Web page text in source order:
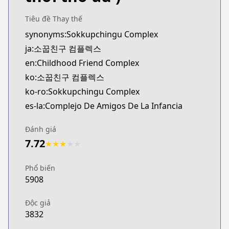
Tiêu đề Thay thế
synonyms:Sokkupchingu Complex
ja:소꿉친구 컴플렉스
en:Childhood Friend Complex
ko:소꿉친구 컴플렉스
ko-ro:Sokkupchingu Complex
es-la:Complejo De Amigos De La Infancia
Đánh giá
7.72★★★
Phổ biến
5908
Độc giả
3832